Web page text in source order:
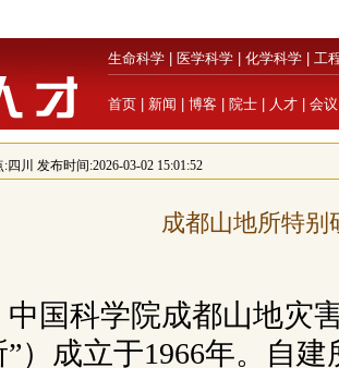
生命科学 医学科学 化学科学 工
首页 新闻 博客 院士 人才 会议
:四川 发布时间:2026-03-02 15:01:52
成都山地所特别
中国科学院成都山地灾
”）成立于1966年。自